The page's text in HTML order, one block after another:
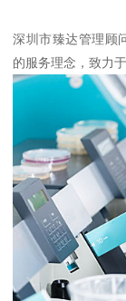
深圳市臻达管理顾
的服务理念，致力